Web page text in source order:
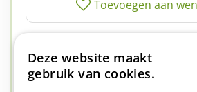
✅A-kwaliteit service
✅77 jaar familie bedrijf
Deze website maakt
gebruik van cookies.